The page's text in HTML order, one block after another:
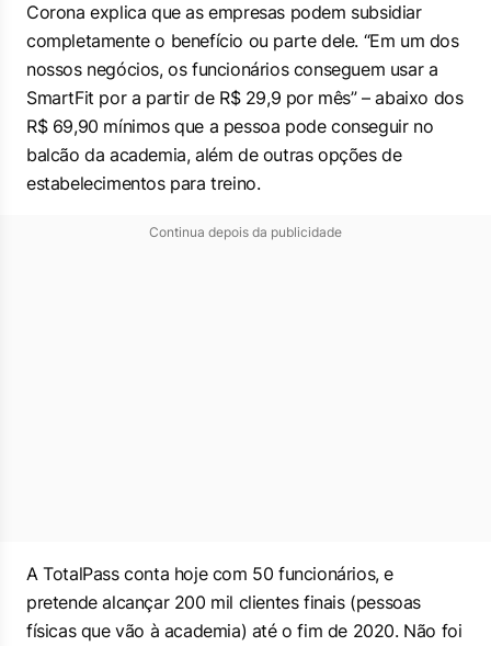
Corona explica que as empresas podem subsidiar
completamente o benefício ou parte dele. “Em um dos
nossos negócios, os funcionários conseguem usar a
SmartFit por a partir de R$ 29,9 por mês” – abaixo dos
R$ 69,90 mínimos que a pessoa pode conseguir no
balcão da academia, além de outras opções de
estabelecimentos para treino.
Continua depois da publicidade
A TotalPass conta hoje com 50 funcionários, e
pretende alcançar 200 mil clientes finais (pessoas
físicas que vão à academia) até o fim de 2020. Não foi